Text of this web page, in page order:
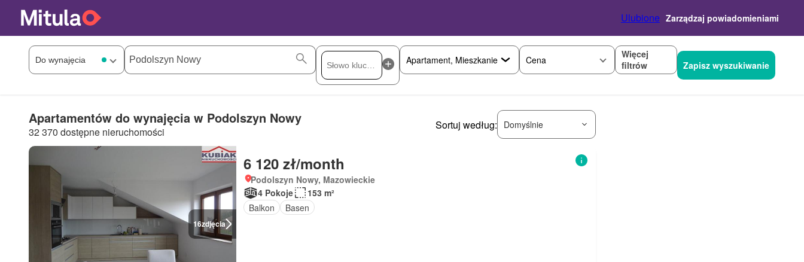
Ulubione Zarządzaj powiadomieniami
Cena
Więcej
filtrów
Zapisz wyszukiwanie
Apartamentów do wynajęcia w Podolszyn Nowy
32 370 dostępne nieruchomości
Sortuj według: Domyślnie
16zdjęcia
6 120 zł/month
Podolszyn Nowy, Mazowieckie
4 Pokoje
153 m²
Balkon
Basen